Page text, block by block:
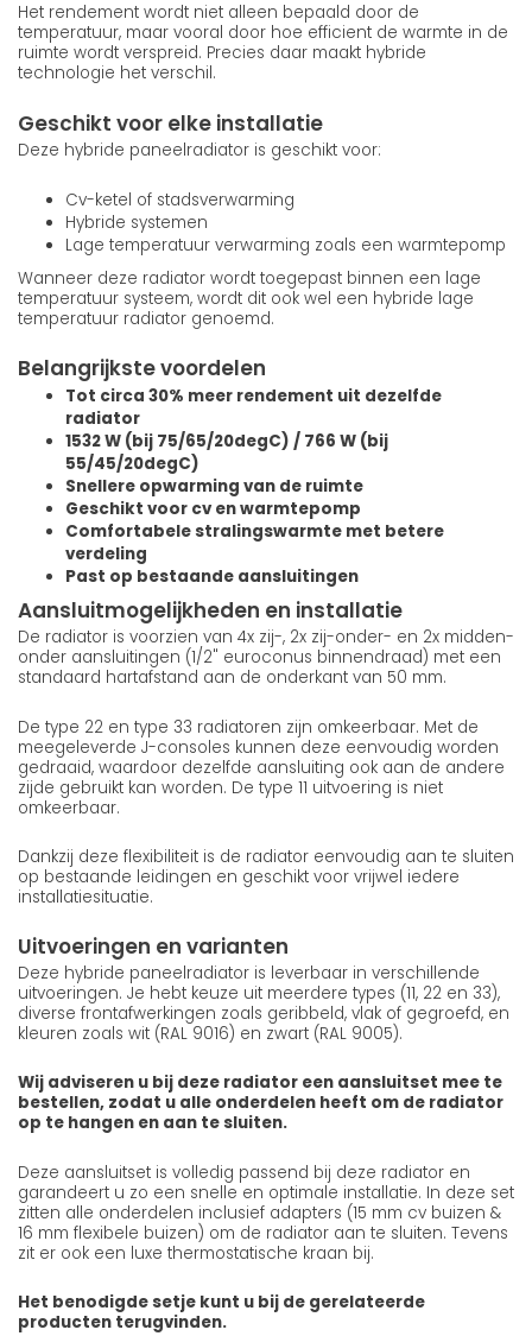
Het rendement wordt niet alleen bepaald door de
temperatuur, maar vooral door hoe efficient de warmte in de
ruimte wordt verspreid. Precies daar maakt hybride
technologie het verschil.
Geschikt voor elke installatie
Deze hybride paneelradiator is geschikt voor:
Cv-ketel of stadsverwarming
Hybride systemen
Lage temperatuur verwarming zoals een warmtepomp
Wanneer deze radiator wordt toegepast binnen een lage
temperatuur systeem, wordt dit ook wel een hybride lage
temperatuur radiator genoemd.
Belangrijkste voordelen
Tot circa 30% meer rendement uit dezelfde
radiator
1532 W (bij 75/65/20degC) / 766 W (bij
55/45/20degC)
Snellere opwarming van de ruimte
Geschikt voor cv en warmtepomp
Comfortabele stralingswarmte met betere
verdeling
Past op bestaande aansluitingen
Aansluitmogelijkheden en installatie
De radiator is voorzien van 4x zij-, 2x zij-onder- en 2x midden-
onder aansluitingen (1/2" euroconus binnendraad) met een
standaard hartafstand aan de onderkant van 50 mm.
De type 22 en type 33 radiatoren zijn omkeerbaar. Met de
meegeleverde J-consoles kunnen deze eenvoudig worden
gedraaid, waardoor dezelfde aansluiting ook aan de andere
zijde gebruikt kan worden. De type 11 uitvoering is niet
omkeerbaar.
Dankzij deze flexibiliteit is de radiator eenvoudig aan te sluiten
op bestaande leidingen en geschikt voor vrijwel iedere
installatiesituatie.
Uitvoeringen en varianten
Deze hybride paneelradiator is leverbaar in verschillende
uitvoeringen. Je hebt keuze uit meerdere types (11, 22 en 33),
diverse frontafwerkingen zoals geribbeld, vlak of gegroefd, en
kleuren zoals wit (RAL 9016) en zwart (RAL 9005).
Wij adviseren u bij deze radiator een aansluitset mee te
bestellen, zodat u alle onderdelen heeft om de radiator
op te hangen en aan te sluiten.
Deze aansluitset is volledig passend bij deze radiator en
garandeert u zo een snelle en optimale installatie. In deze set
zitten alle onderdelen inclusief adapters (15 mm cv buizen &
16 mm flexibele buizen) om de radiator aan te sluiten. Tevens
zit er ook een luxe thermostatische kraan bij.
Het benodigde setje kunt u bij de gerelateerde
producten terugvinden.